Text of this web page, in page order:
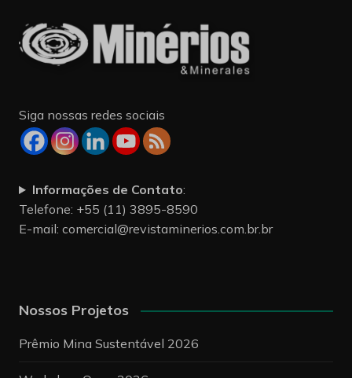
Siga nossas redes sociais
Informações de Contato:
Telefone: +55 (11) 3895-8590
E-mail: comercial@revistaminerios.com.br.br
Nossos Projetos
Prêmio Mina Sustentável 2026